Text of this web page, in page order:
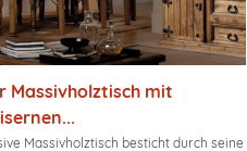
Massivholztisch mit
Massivholztisch besticht durch seine